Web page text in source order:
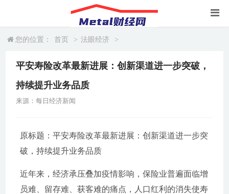
您的位置： 首页 > 法眼经济 >
平安寿险改革最新进展：创新渠道进一步突破，
持续提升业务品质
来源：每日经济新闻
原标题：平安寿险改革最新进展：创新渠道进一步突
破，持续提升业务品质
近年来，经济承压叠加疫情影响，保险业普遍面临增
员难、留存难、获客难的痛点，人口红利的消失使寿